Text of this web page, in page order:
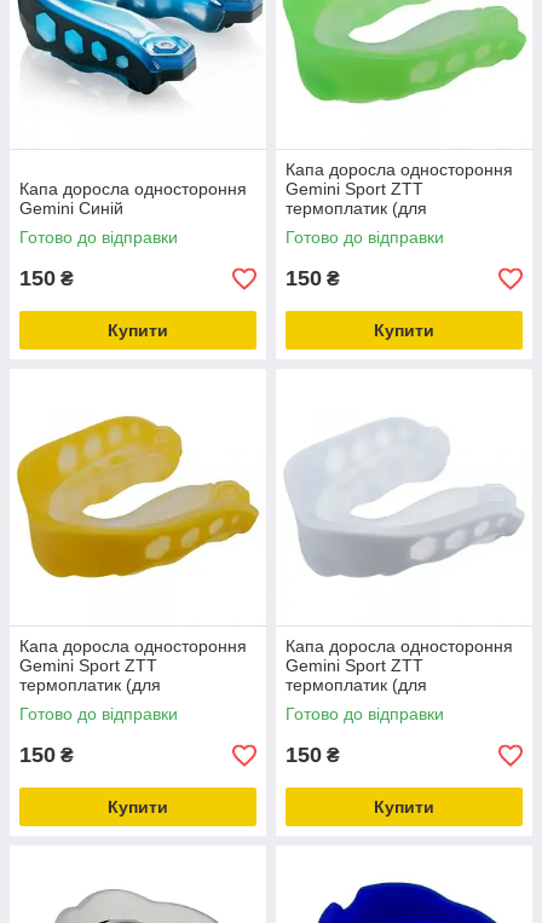
Капа доросла одностороння
Gemini Синій
Готово до відправки
150 ₴
Купити
Капа доросла одностороння
Gemini Sport ZTT
термоплатик (для
єдиноборств і боксу) Зелений
Готово до відправки
150 ₴
Купити
Капа доросла одностороння
Gemini Sport ZTT
термоплатик (для
єдиноборств і боксу) Жовтий
Готово до відправки
150 ₴
Купити
Капа доросла одностороння
Gemini Sport ZTT
термоплатик (для
єдиноборств і боксу) Білий
Готово до відправки
150 ₴
Купити